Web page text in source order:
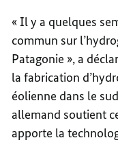
« Il y a quelques
commun sur
Patagonie », a
la fabrication
éolienne dans le
allemand soutient
apporte la